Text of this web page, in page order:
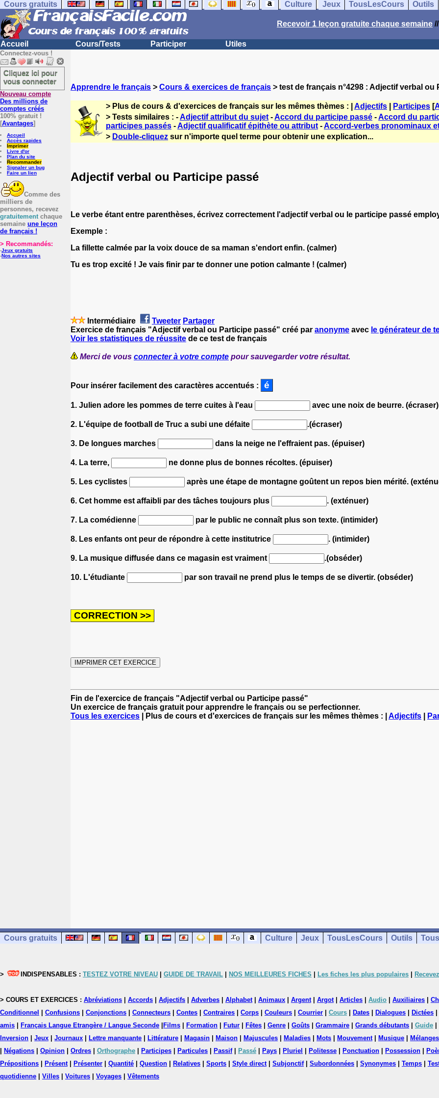
Cours gratuits Culture Jeux TousLesCours Outils
Recevoir 1 leçon gratuite chaque semaine
Accueil Cours/Tests Participer Utiles
Connectez-vous !
Cliquez ici pour
vous connecter
Nouveau compte
Des millions de
comptes créés
100% gratuit !
[Avantages]
Accueil
Accès rapides
Imprimer
Livre d'or
Plan du site
Recommander
Signaler un bug
Faire un lien
Comme des
milliers de
personnes, recevez
gratuitementchaque
semaine une leçon
de français !
> Recommandés:
-Jeux gratuits
-Nos autres sites
Apprendre le français > Cours & exercices de français > test de français n°4298 : Adjectif verbal ou
> Plus de cours & d'exercices de français sur les mêmes thèmes : | Adjectifs Participes [
> Tests similaires : -Adjectif attribut du sujet -Accord du participe passé -Accord du
participes passés -Adjectif qualificatif épithète ou attribut -Accord-verbes pronominaux
> Double-cliquez sur n'importe quel terme pour obtenir une explication...
Adjectif verbal ou Participe passé
Le verbe étant entre parenthèses, écrivez correctement l'adjectif verbal ou le participe passé
Exemple :
La fillette calmée par la voix douce de sa maman s'endort enfin. (calmer)
Tu es trop excité ! Je vais finir par te donner une potion calmante ! (calmer)
Intermédiaire Tweeter Partager
Exercice de français "Adjectif verbal ou Participe passé" créé par anonyme avec le générateur de
Voir les statistiques de réussite de ce test de français
Merci de vous connecter à votre compte pour sauvegarder votre résultat.
Pour insérer facilement des caractères accentués :
1. Julien adore les pommes de terre cuites à l'eau avec une noix de beurre. (écraser)
2. L'équipe de football de Truc a subi une défaite .(écraser)
3. De longues marches dans la neige ne l'effraient pas. (épuiser)
4. La terre, ne donne plus de bonnes récoltes. (épuiser)
5. Les cyclistes après une étape de montagne goûtent un repos bien mérité.
6. Cet homme est affaibli par des tâches toujours plus . (exténuer)
7. La comédienne par le public ne connaît plus son texte. (intimider)
8. Les enfants ont peur de répondre à cette institutrice . (intimider)
9. La musique diffusée dans ce magasin est vraiment .(obséder)
10. L'étudiante par son travail ne prend plus le temps de se divertir. (obséder)
Fin de l'exercice de français "Adjectif verbal ou Participe passé"
Un exercice de français gratuit pour apprendre le français ou se perfectionner.
Tous les exercices | Plus de cours et d'exercices de français sur les mêmes thèmes : | Adjectifs
Cours gratuits Culture Jeux TousLesCours Outils
> INDISPENSABLES : TESTEZ VOTRE NIVEAU GUIDE DE TRAVAIL NOS MEILLEURES FICHES Les fiches les plus populaires
> COURS ET EXERCICES : Abréviations Accords Adjectifs Adverbes Alphabet| Animaux Argent| Argot| Articles Audio Auxiliaires
Conditionnel
Confusions Conjonctions Connecteurs Contes Contraires Corps Couleurs Courrier Cours Dates Dialogues Dictées
amis
Français Langue Etrangère / Langue Seconde Films Formation Futur Fêtes Genre Goûts Grammaire Grands débutants Guide
Inversion
Jeux Journaux Lettre manquante Littérature Magasin Maison Majuscules Maladies Mots Mouvement| Musique
Mélanges
Négations Opinion Ordres Orthographe Participes Particules Passif| Passé Pays Pluriel Politesse Ponctuation Possession
Prépositions
Présent| Présenter Quantité Question Relatives Sports Style direct| Subjonctif| Subordonnées Synonymes Temps
quotidienne
Villes Voitures Voyages Vêtements